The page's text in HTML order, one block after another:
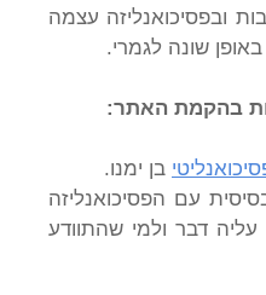
ובפסיכואנליזה עצמה
שונה לגמרי.
בהקמת האתר:
בן ימנו.
עם הפסיכואנליזה
דבר ולמי שהתוודע